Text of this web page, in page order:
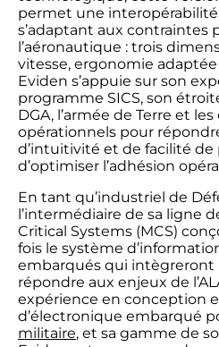
permet une
s’adaptant aux contraintes
l’aéronautique : trois
vitesse, ergonomie
Eviden s’appuie sur son
programme SICS, son
DGA, l’armée de Terre et
opérationnels pour
d’intuitivité et de facilité de
d’optimiser l’adhésion
En tant qu’industriel de
l’intermédiaire de sa ligne
Critical Systems (MCS)
fois le système
embarqués qui intègreront
répondre aux enjeux de
expérience en conception
d’électronique embarqué
militaire, et sa gamme de